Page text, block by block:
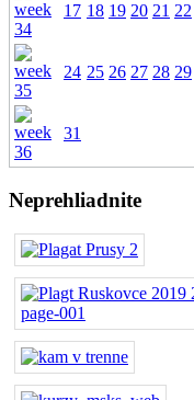
17 18 19 20 21 22
24 25 26 27 28 29
31
Neprehliadnite